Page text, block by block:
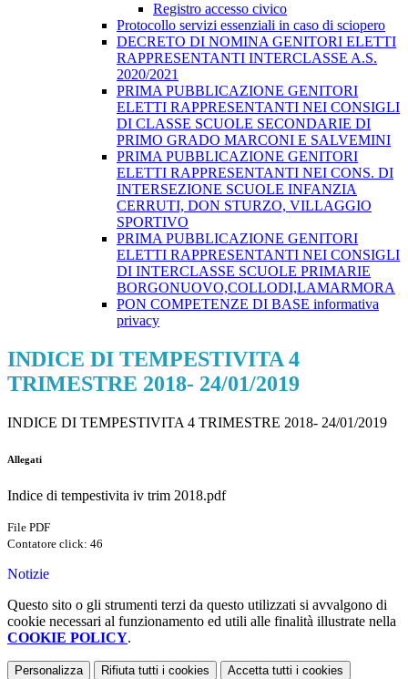
Registro accesso civico
Protocollo servizi essenziali in caso di sciopero
DECRETO DI NOMINA GENITORI ELETTI
RAPPRESENTANTI INTERCLASSE A.S.
2020/2021
PRIMA PUBBLICAZIONE GENITORI
ELETTI RAPPRESENTANTI NEI CONSIGLI
DI CLASSE SCUOLE SECONDARIE DI
PRIMO GRADO MARCONI E SALVEMINI
PRIMA PUBBLICAZIONE GENITORI
ELETTI RAPPRESENTANTI NEI CONS. DI
INTERSEZIONE SCUOLE INFANZIA
CERRUTI, DON STURZO, VILLAGGIO
SPORTIVO
PRIMA PUBBLICAZIONE GENITORI
ELETTI RAPPRESENTANTI NEI CONSIGLI
DI INTERCLASSE SCUOLE PRIMARIE
BORGONUOVO,COLLODI,LAMARMORA
PON COMPETENZE DI BASE informativa
privacy
INDICE DI TEMPESTIVITA 4
TRIMESTRE 2018- 24/01/2019
INDICE DI TEMPESTIVITA 4 TRIMESTRE 2018- 24/01/2019
Allegati
Indice di tempestivita iv trim 2018.pdf
File PDF
Contatore click: 46
Notizie
Questo sito o gli strumenti terzi da questo utilizzati si avvalgono di
cookie necessari al funzionamento ed utili alle finalità illustrate nella
COOKIE POLICY.
Personalizza Rifiuta tutti i cookies Accetta tutti i cookies